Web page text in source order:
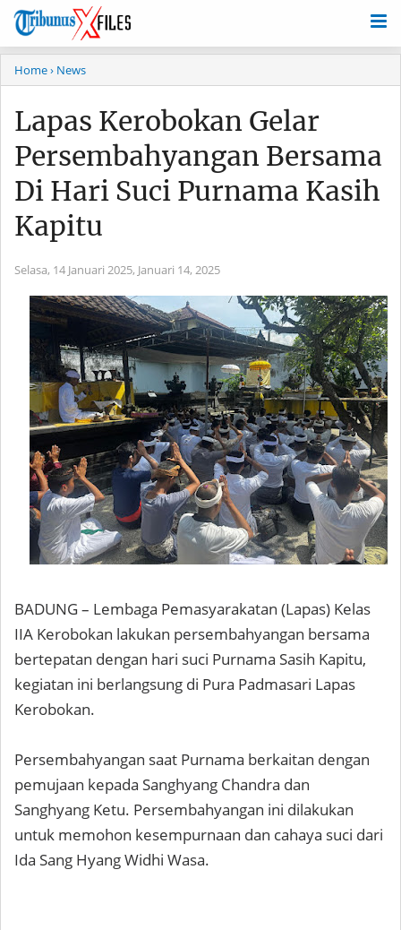
Home› News
Lapas Kerobokan Gelar
Persembahyangan Bersama
Di Hari Suci Purnama Kasih
Kapitu
Selasa, 14 Januari 2025, Januari 14, 2025
BADUNG – Lembaga Pemasyarakatan (Lapas) Kelas
IIA Kerobokan lakukan persembahyangan bersama
bertepatan dengan hari suci Purnama Sasih Kapitu,
kegiatan ini berlangsung di Pura Padmasari Lapas
Kerobokan.
Persembahyangan saat Purnama berkaitan dengan
pemujaan kepada Sanghyang Chandra dan
Sanghyang Ketu. Persembahyangan ini dilakukan
untuk memohon kesempurnaan dan cahaya suci dari
Ida Sang Hyang Widhi Wasa.